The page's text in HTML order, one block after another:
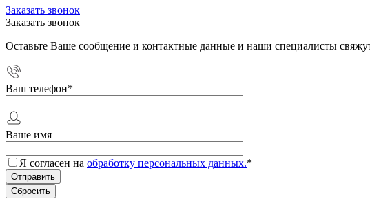
Заказать звонок
Заказать звонок
Оставьте Ваше сообщение и контактные данные и наши специалисты
Ваш телефон*
Ваше имя
Я согласен на обработку персональных данных.*